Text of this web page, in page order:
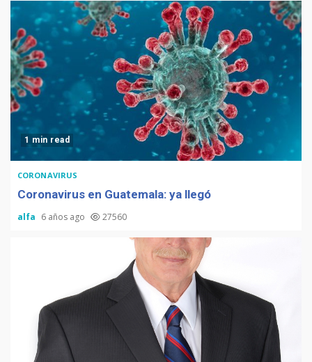
1 min read
CORONAVIRUS
Coronavirus en Guatemala: ya llegó
alfa 6 años ago 27560